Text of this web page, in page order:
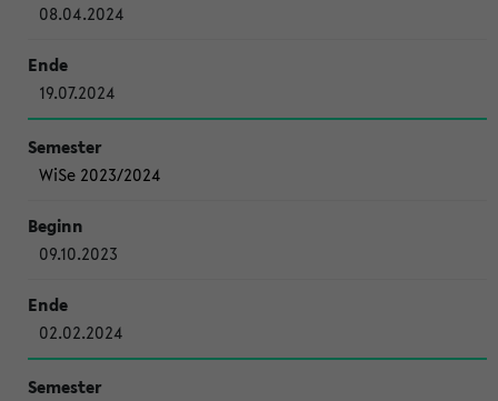
08.04.2024
19.07.2024
WiSe 2023/2024
09.10.2023
02.02.2024